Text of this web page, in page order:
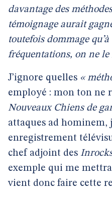
davantage des
témoignage aurait
toutefois dommage
fréquentations, on ne le
J’ignore quelles «
employé : mon ton ne
Nouveaux Chiens de
attaques ad hominem,
enregistrement
chef adjoint des
exemple qui me
vient donc faire cette